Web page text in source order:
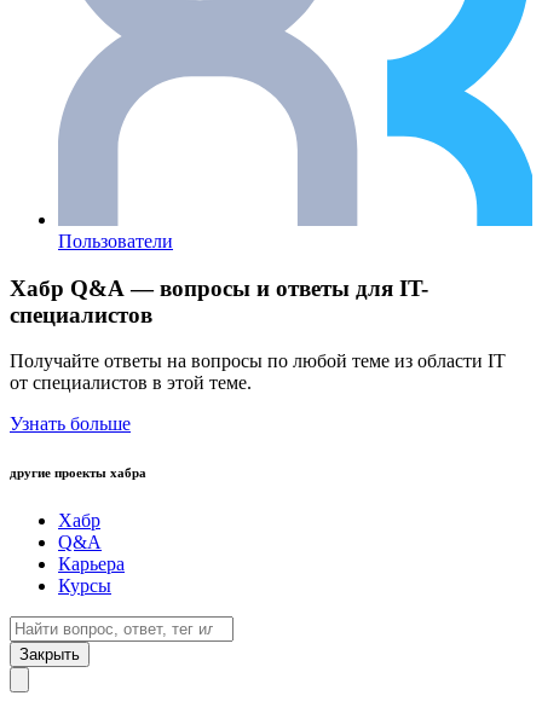
Пользователи
Хабр Q&A — вопросы и ответы для IT-
специалистов
Получайте ответы на вопросы по любой теме из области IT
от специалистов в этой теме.
Узнать больше
другие проекты хабра
Хабр
Q&A
Карьера
Курсы
Закрыть